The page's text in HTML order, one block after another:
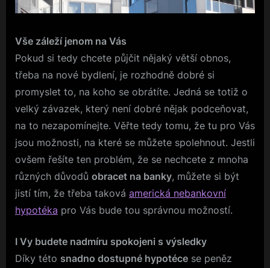
Vše záleží jenom na Vás
Pokud si tedy chcete půjčit nějaký větší obnos,
třeba na nové bydlení, je rozhodně dobré si
promyslet to, na koho se obrátíte. Jedná se totiž o
velký závazek, který není dobré nějak podceňovat,
na to nezapomínejte. Věřte tedy tomu, že tu pro Vás
jsou možnosti, na které se můžete spolehnout. Jestli
ovšem řešíte ten problém, že se nechcete z mnoha
různých důvodů obracet na banky, můžete si být
jistí tím, že třeba taková americká nebankovní
hypotéka pro Vás bude tou správnou možností.
I Vy budete nadmíru spokojeni s výsledky
Díky této snadno dostupné hypotéce se peněz